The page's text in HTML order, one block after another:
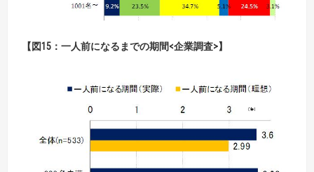
【図15：一人前になるまでの期間<企業調査>】